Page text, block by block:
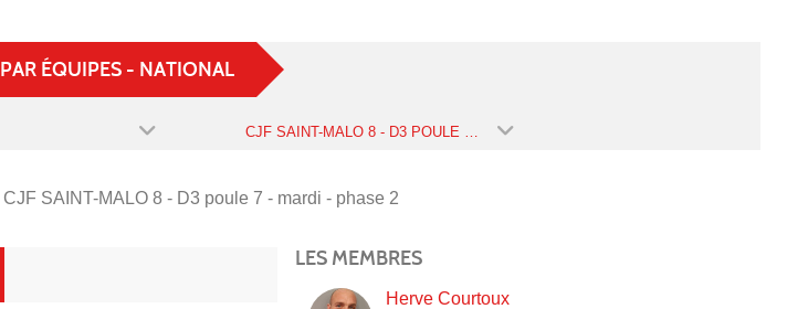
ÉQUIPES - NATIONAL
CJF SAINT-MALO 8 - D3 poule 7 - mardi - phase 2
LES MEMBRES
Herve Courtoux